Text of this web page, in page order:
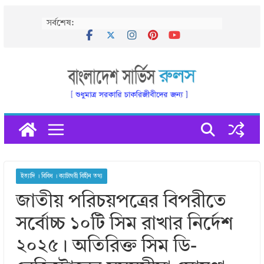
সর্বশেষ:
ইত্যাদি । বিবিধ । ক্যাটাগরী বিহীন তথ্য
জাতীয় পরিচয়পত্রের বিপরীতে
সর্বোচ্চ ১০টি সিম রাখার নির্দেশ
২০২৫। অতিরিক্ত সিম ডি-